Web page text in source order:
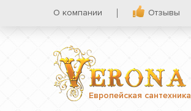
О компании Отзывы
Европейская сантехника